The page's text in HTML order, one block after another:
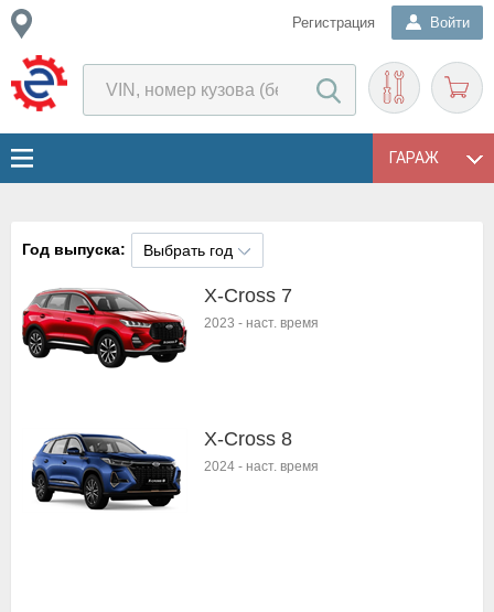
Регистрация Войти
ГАРАЖ
Год выпуска: Выбрать год
X-Cross 7
2023 - наст. время
X-Cross 8
2024 - наст. время